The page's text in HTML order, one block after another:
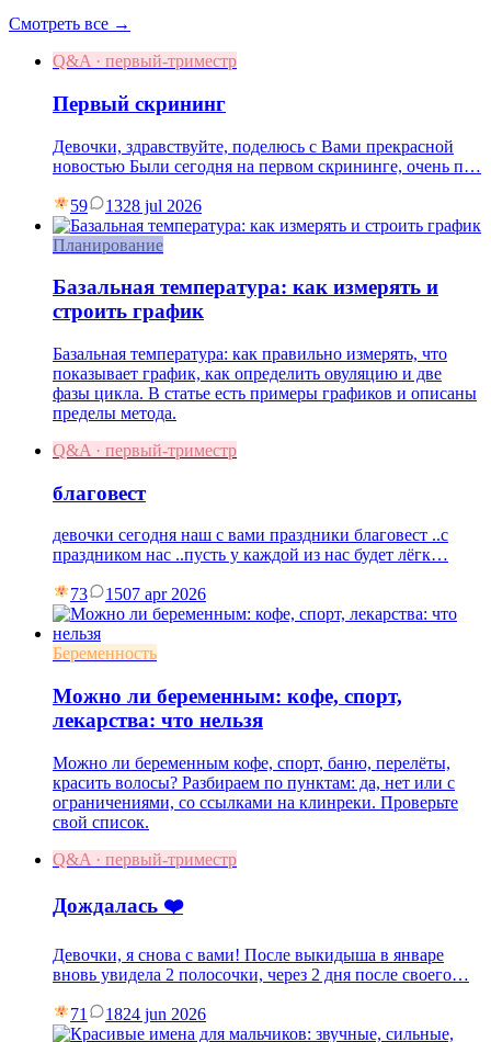
Смотреть все →
Q&A · первый-триместр
Первый скрининг
Девочки, здравствуйте, поделюсь с Вами прекрасной
новостью Были сегодня на первом скрининге, очень п…
59 1328 jul 2026
Планирование
Базальная температура: как измерять и
строить график
Базальная температура: как правильно измерять, что
показывает график, как определить овуляцию и две
фазы цикла. В статье есть примеры графиков и описаны
пределы метода.
Q&A · первый-триместр
благовест
девочки сегодня наш с вами праздники благовест ..с
праздником нас ..пусть у каждой из нас будет лёгк…
73 1507 apr 2026
Беременность
Можно ли беременным: кофе, спорт,
лекарства: что нельзя
Можно ли беременным кофе, спорт, баню, перелёты,
красить волосы? Разбираем по пунктам: да, нет или с
ограничениями, со ссылками на клинреки. Проверьте
свой список.
Q&A · первый-триместр
Дождалась ❤️
Девочки, я снова с вами! После выкидыша в январе
вновь увидела 2 полосочки, через 2 дня после своего…
71 1824 jun 2026